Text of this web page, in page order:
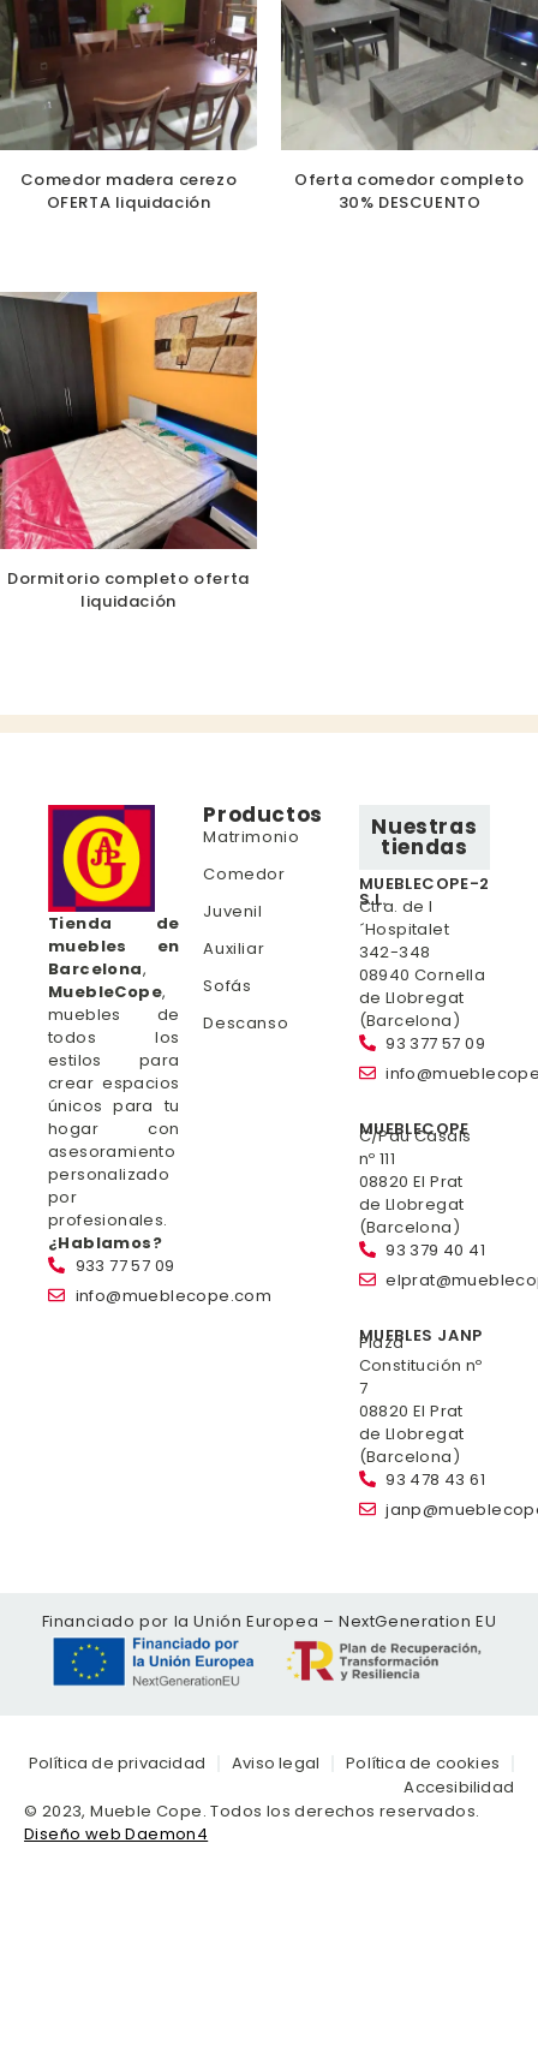
Comedor madera cerezo
OFERTA liquidación
Oferta comedor completo
30% DESCUENTO
Dormitorio completo oferta
liquidación
Tienda de
muebles en
Barcelona,
MuebleCope,
muebles de
todos los
estilos para
crear espacios
únicos para tu
hogar con
asesoramiento
personalizado
por
profesionales.
¿Hablamos?
933 77 57 09
info@mueblecope.com
Productos
Matrimonio
Comedor
Juvenil
Auxiliar
Sofás
Descanso
Nuestras
tiendas
MUEBLECOPE-2
S.L.
Ctra. de l
´Hospitalet
342-348
08940 Cornella
de Llobregat
(Barcelona)
93 377 57 09
MUEBLECOPE
C/Pau Casals
nº 111
08820 El Prat
de Llobregat
(Barcelona)
93 379 40 41
MUEBLES JANP
Plaza
Constitución nº
7
08820 El Prat
de Llobregat
(Barcelona)
93 478 43 61
Financiado por la Unión Europea – NextGeneration EU
© 2023, Mueble Cope. Todos los derechos reservados.
Diseño web Daemon4
Política de privacidad Aviso legal
Política de cookies
Accesibilidad